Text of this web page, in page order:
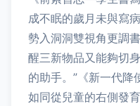
成不眠的歲月未與寫
勢入洞洞雙視角更調
醒三新物品又能夠切
的助手。”《新一代降
如同從兒童的右側發